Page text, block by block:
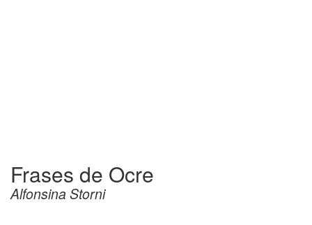
Frases de Ocre
Alfonsina Storni